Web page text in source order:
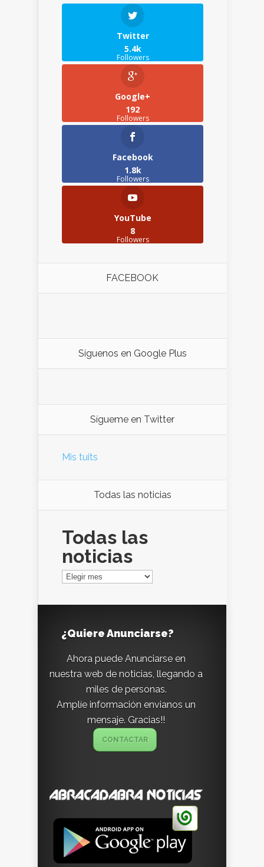
Twitter
5.4k
Followers
Google+
192
Followers
Facebook
1.8k
Followers
YouTube
8
Followers
FACEBOOK
Síguenos en Google Plus
Sígueme en Twitter
Mis tuits
Todas las noticias
Todas las
noticias
¿Quiere Anunciarse?
Ahora puede Anunciarse en
nuestra web de noticias, llegando a
miles de personas.
Amplíe información envianos un
mensaje. Gracias!!
CONTACTAR